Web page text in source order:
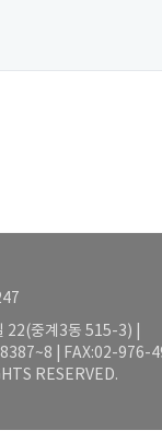
22(중계3동 515-3) |
| FAX:02-976-
RESERVED.